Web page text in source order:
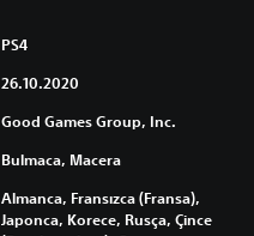
PS4
26.10.2020
Good Games Group, Inc.
Bulmaca, Macera
Almanca, Fransızca (Fransa),
Japonca, Korece, Rusça, Çince